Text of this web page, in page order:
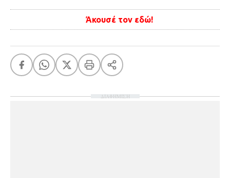
Άκουσέ τον εδώ!
ΔΙΑΦΗΜΙΣΗ